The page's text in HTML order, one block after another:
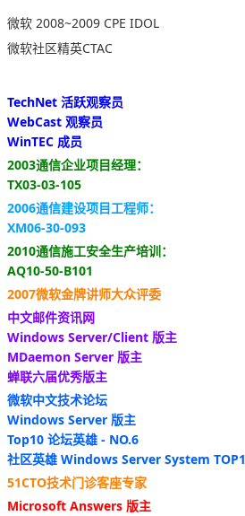
微软 2008~2009 CPE IDOL
微软社区精英CTAC
TechNet 活跃观察员
WebCast 观察员
WinTEC 成员
2003通信企业项目经理：
TX03-03-105
2006通信建设项目工程师：
XM06-30-093
2010通信施工安全生产培训：
AQ10-50-B101
2007微软金牌讲师大众评委
中文邮件资讯网
Windows Server/Client 版主
MDaemon Server 版主
蝉联六届优秀版主
微软中文技术论坛
Windows Server 版主
Top10 论坛英雄 - NO.6
社区英雄 Windows Server System TOP1
51CTO技术门诊客座专家
Microsoft Answers 版主